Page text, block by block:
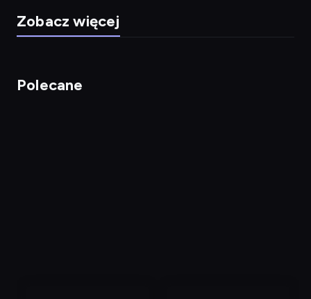
Zobacz więcej
Polecane